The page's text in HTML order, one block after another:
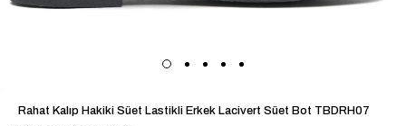
Rahat Kalıp Hakiki Süet Lastikli Erkek Lacivert Süet Bot TBDRH07